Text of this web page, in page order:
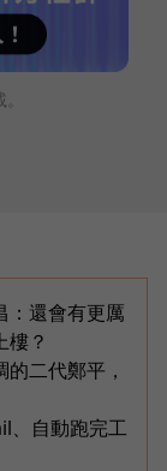
：還會有更厲
樓？
二代鄭平，
、自動跑完工